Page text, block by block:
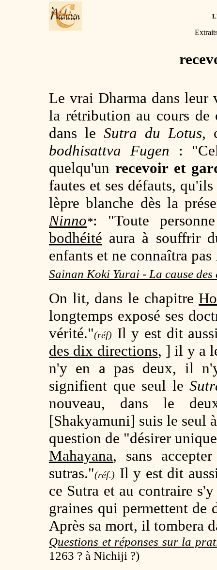
Le vrai Dharma dans
la rétribution au cours
dans le Sutra du Lotus,
bodhisattva Fugen :
quelqu'unrecevoir et
fautes et ses défauts,
lèpre blanche dès la
Ninno*: "Toute
bodhéité aura à souffrir
enfants et ne connaîtra
Sainan Koki Yurai - La cause des
On lit, dans le chapitre
longtemps exposé ses
vérité."(réf)
Il y est dit
des dix directions, ] il y a
n'y en a pas deux, il
signifient que seul le
nouveau, dans le
[Shakyamuni] suis le seul
question de "désirer
Mahayana, sans
sutras."(réf.) Il y est dit
ce Sutra et au contraire
graines qui permettent de
Après sa mort, il tombera
Questions et réponses sur la
1263 ? à Nichiji ?)